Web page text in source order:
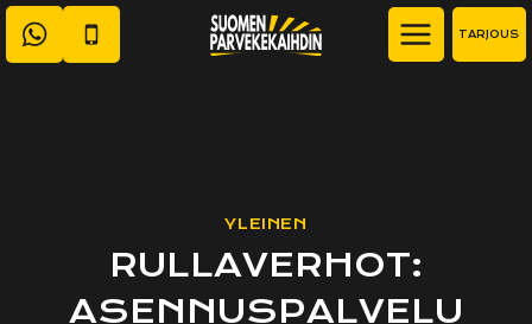
Siirry
sisältöön
TARJOUS
YLEINEN
RULLAVERHOT:
ASENNUSPALVELU